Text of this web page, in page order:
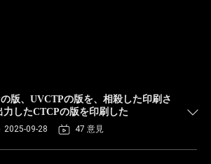
版、UVCTPの版を、相殺した印刷さ
したCTCPの版を印刷した
2025-09-28 47 意見